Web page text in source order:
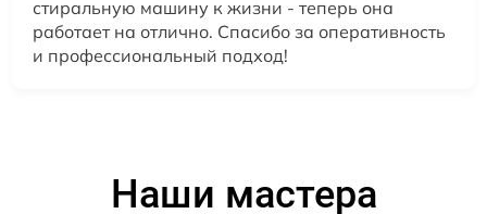
стиральную машину к жизни - теперь она
работает на отлично. Спасибо за оперативность
и профессиональный подход!
Наши мастера